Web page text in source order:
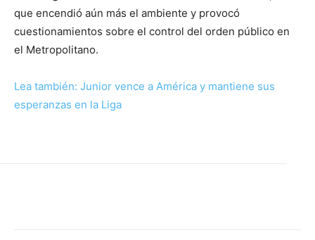
que encendió aún más el ambiente y provocó
cuestionamientos sobre el control del orden público en
el Metropolitano.
Lea también: Junior vence a América y mantiene sus
esperanzas en la Liga